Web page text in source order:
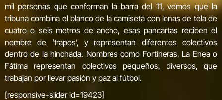
mil personas que conforman la barra del 11, vemos que la
tribuna combina el blanco de la camiseta con lonas de tela de
cuatro o seis metros de ancho, esas pancartas reciben el
nombre de ‘trapos’, y representan diferentes colectivos
dentro de la hinchada. Nombres como Fortineras, La Enea o
Fátima representan colectivos pequeños, diversos, que
trabajan por llevar pasión y paz al fútbol.
[responsive-slider id=19423]